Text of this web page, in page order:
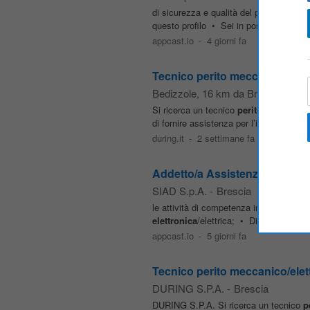
di sicurezza e qualità del progetto; •
questo profilo • Sei in possesso di
appcast.io - 4 giorni fa
Tecnico perito meccanico/
Bedizzole, 16 km da Brescia
Si ricerca un tecnico perito
di fornire assistenza per
during.it - 2 settimane fa
Addetto/a Assistenza
SIAD S.p.A. - Brescia
le attività di competenza in base a
elettronica/elettrica; • Dinamismo,
appcast.io - 5 giorni fa
Tecnico perito meccanico/
DURING S.P.A. - Brescia
DURING S.P.A. Si ricerca un tecnico